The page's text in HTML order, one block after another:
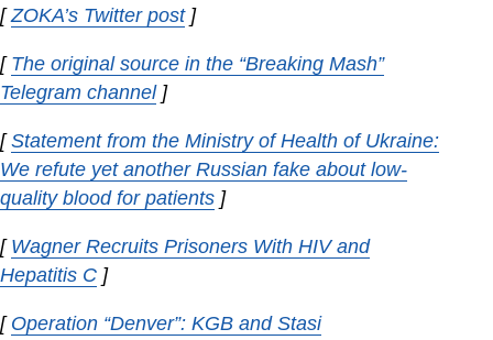
[ZOKA’s Twitter postOpens in new window
]
[ The original source in the “Breaking Mash”
Telegram channelOpens in new window
]
[Statement from the Ministry of Health of Ukraine:
We refute yet another Russian fake about low-
quality blood for patients Opens in new window
]
[ Wagner Recruits Prisoners With HIV and
Hepatitis C Opens in new window
]
[ Operation “Denver”: KGB and Stasi